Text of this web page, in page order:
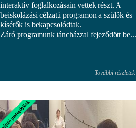
interaktív foglalkozásain vettek részt. A
beiskolázási célzatú programon a szülők és
kísérők is bekapcsolódtak.
Záró programunk táncházzal fejeződött be...
További részletek